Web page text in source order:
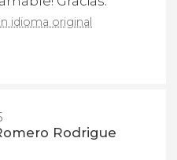
idioma original
Rodrigue